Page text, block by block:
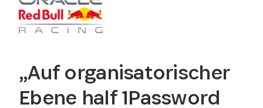
„Auf organisatorischer
Ebene half 1Password